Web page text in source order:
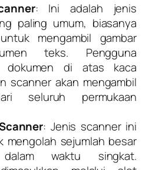
: Ini adalah jenis
paling umum, biasanya
mengambil gambar
teks. Pengguna
dokumen di atas kaca
scanner akan mengambil
seluruh permukaan
: Jenis scanner ini
mengolah sejumlah besar
waktu singkat.